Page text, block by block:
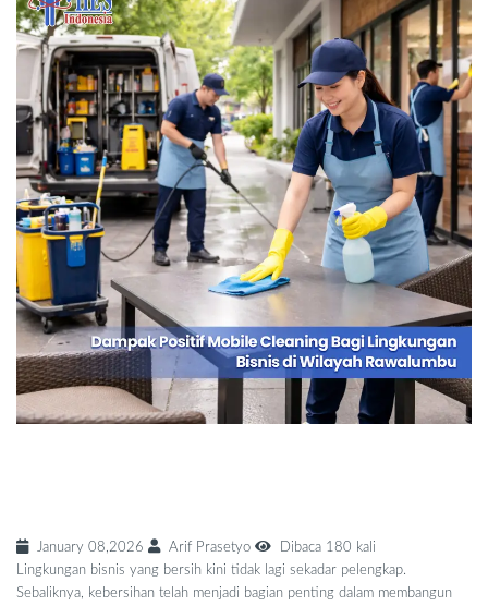
January 08,2026 Arif Prasetyo
Dibaca 180 kali
Lingkungan bisnis yang bersih kini tidak lagi sekadar pelengkap.
Sebaliknya, kebersihan telah menjadi bagian penting dalam membangun